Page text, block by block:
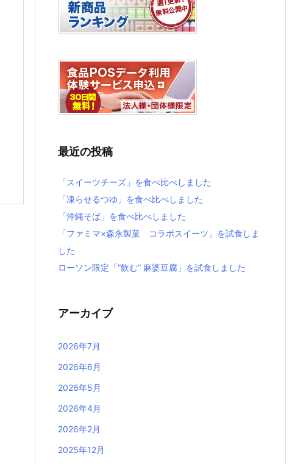
最近の投稿
「スイーツチーズ」を食べ比べしました
「凍らせるつゆ」を食べ比べしました
「沖縄そば」を食べ比べしました
「ファミマ×森永製菓 コラボスイーツ」を試食しま
した
ローソン限定「”飲む” 麻婆豆腐」を試食しました
アーカイブ
2026年7月
2026年6月
2026年5月
2026年4月
2026年2月
2025年12月